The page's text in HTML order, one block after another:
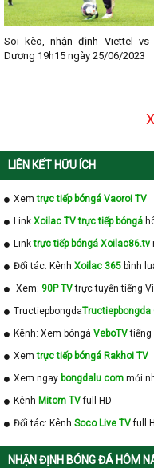
Soi kèo, nhận định Viettel vs
Dương 19h15 ngày 25/06/2023
LIÊN KẾT HỮU ÍCH
Xemtrực tiếp bóngá Vaoroi TV
Link Xoilac TV trực tiếp bóngá
Linktrực tiếp bóngá Xoilac86.tv
Đối tác: Kênh Xoilac 365 bình
Xem: 90P TVtrực tuyến tiếng
TructiepbongdaTructiepbongda
Kênh: Xem bóngá VeboTVtiếng
Xemtrực tiếp bóngá Rakhoi TV
Xem ngay bongdalu com mới
Kênh Mitom TVfull HD
Đối tác: Kênh Soco Live TVfull
NHẬN ĐỊNH BÓNG ĐÁ HÔM